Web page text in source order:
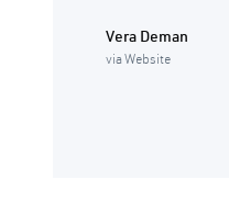
Vera Deman
via Website